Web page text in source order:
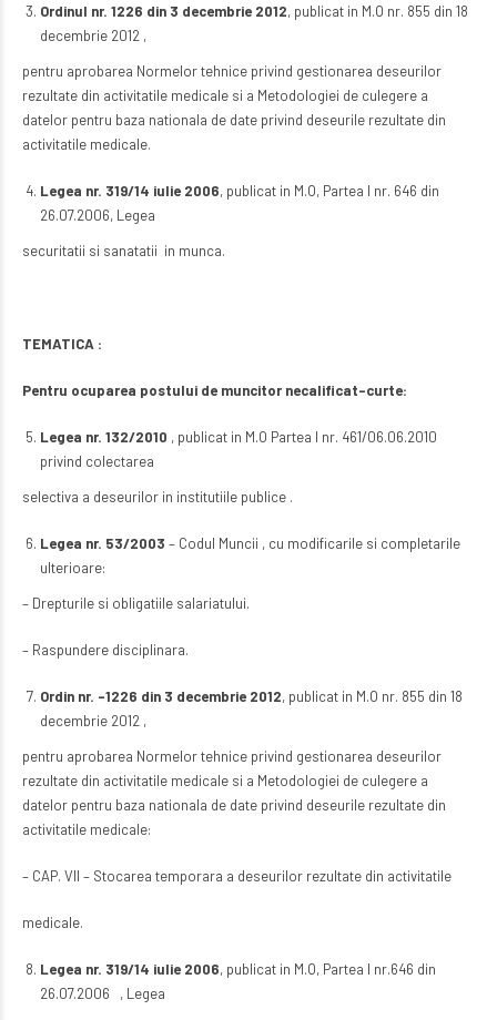
Ordinul nr. 1226 din 3 decembrie 2012, publicat in M.O nr. 855 din 18
decembrie 2012 ,
pentru aprobarea Normelor tehnice privind gestionarea deseurilor
rezultate din activitatile medicale si a Metodologiei de culegere a
datelor pentru baza nationala de date privind deseurile rezultate din
activitatile medicale.
Legea nr. 319/14 iulie 2006, publicat in M.O, Partea I nr. 646 din
26.07.2006, Legea
securitatii si sanatatii in munca.
TEMATICA :
Pentru ocuparea postului de muncitor necalificat-curte:
Legea nr. 132/2010 , publicat in M.O Partea I nr. 461/06.06.2010
privind colectarea
selectiva a deseurilor in institutiile publice .
Legea nr. 53/2003 – Codul Muncii , cu modificarile si completarile
ulterioare:
– Drepturile si obligatiile salariatului.
– Raspundere disciplinara.
Ordin nr. -1226 din 3 decembrie 2012, publicat in M.O nr. 855 din 18
decembrie 2012 ,
pentru aprobarea Normelor tehnice privind gestionarea deseurilor
rezultate din activitatile medicale si a Metodologiei de culegere a
datelor pentru baza nationala de date privind deseurile rezultate din
activitatile medicale:
– CAP. VII – Stocarea temporara a deseurilor rezultate din activitatile
medicale.
Legea nr. 319/14 iulie 2006, publicat in M.O, Partea I nr.646 din
26.07.2006 , Legea